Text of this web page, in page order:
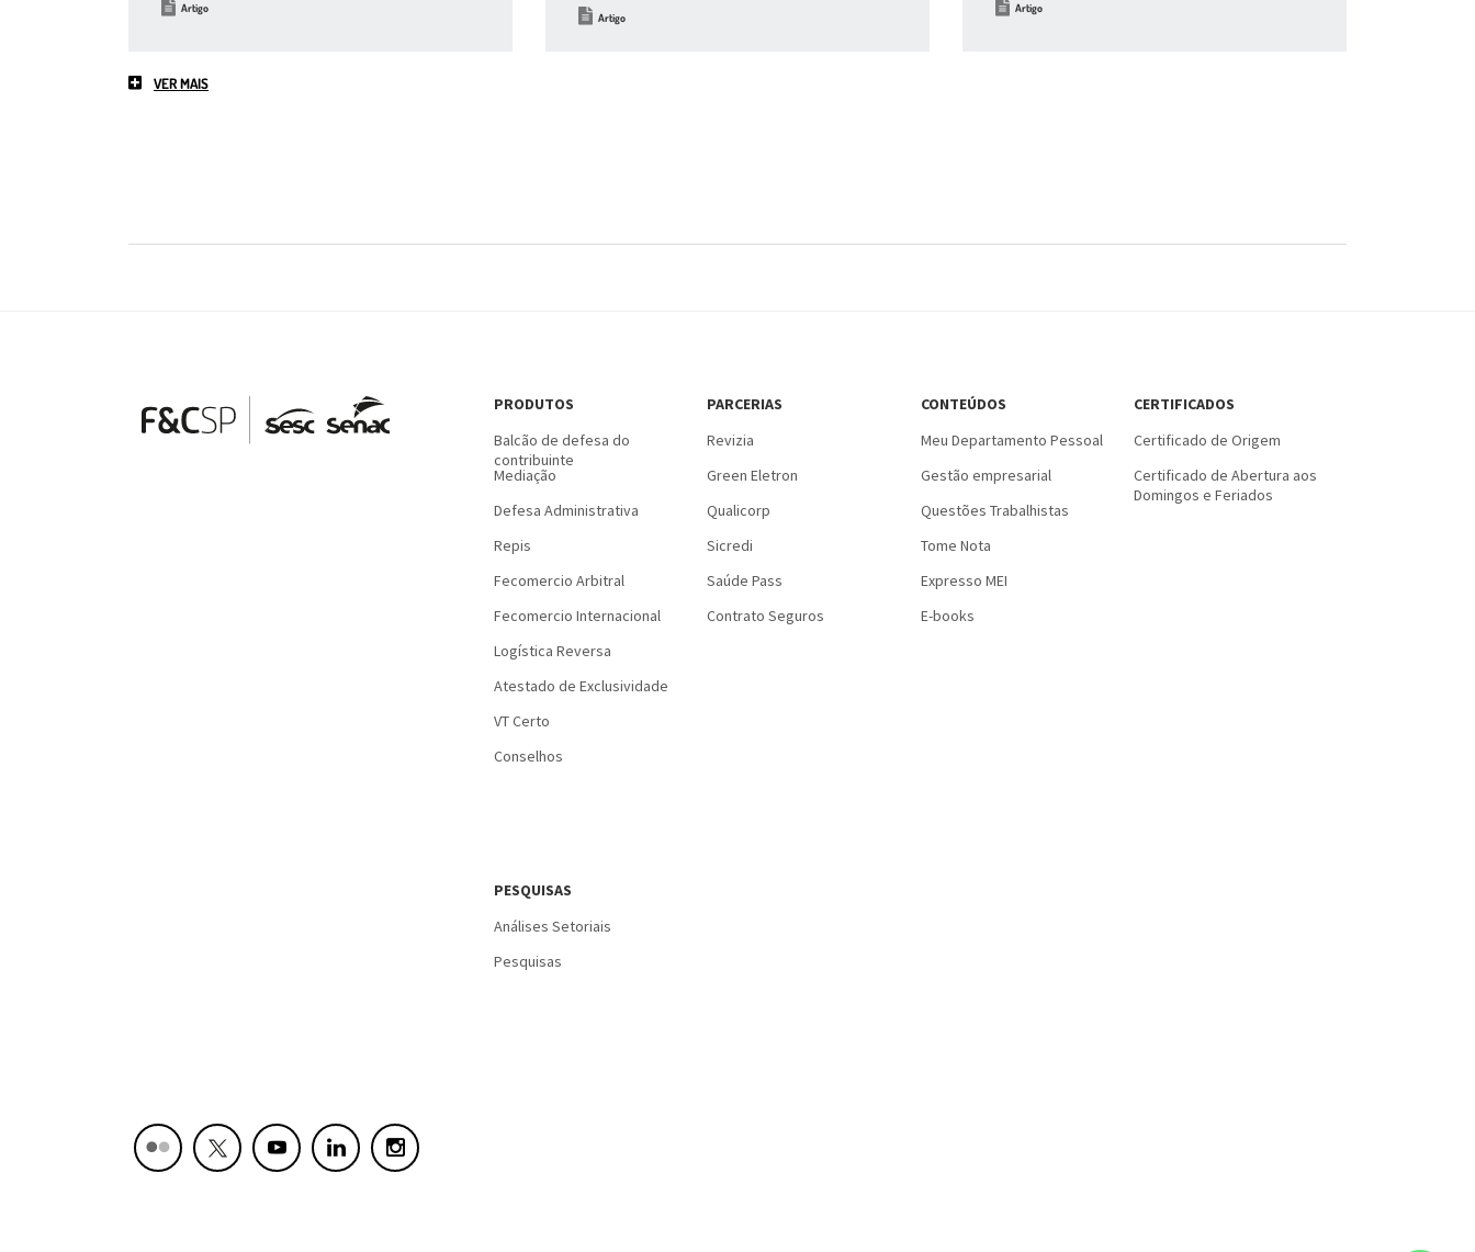
Artigo
Artigo
Artigo
VER MAIS
PRODUTOS
Balcão de defesa do
contribuinte
Mediação
Defesa Administrativa
Repis
Fecomercio Arbitral
Fecomercio Internacional
Logística Reversa
Atestado de Exclusividade
VT Certo
Conselhos
PARCERIAS
Revizia
Green Eletron
Qualicorp
Sicredi
Saúde Pass
Contrato Seguros
CONTEÚDOS
Meu Departamento Pessoal
Gestão empresarial
Questões Trabalhistas
Tome Nota
Expresso MEI
E-books
CERTIFICADOS
Certificado de Origem
Certificado de Abertura aos
Domingos e Feriados
PESQUISAS
Análises Setoriais
Pesquisas